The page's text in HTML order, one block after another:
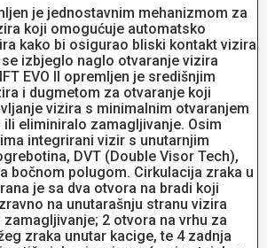
je jednostavnim mehanizmom za
koji omogućuje automatsko
kako bi osigurao bliski kontakt vizira
izbjeglo naglo otvaranje vizira
EVO II opremljen je središnjim
i dugmetom za otvaranje koji
vizira s minimalnim otvaranjem
eliminiralo zamagljivanje. Osim
ima integrirani vizir s unutarnjim
DVT (Double Visor Tech),
bočnom polugom. Cirkulacija zraka u
je sa dva otvora na bradi koji
na unutarašnju stranu vizira
2 otvora na vrhu za
zraka unutar kacige, te 4 zadnja